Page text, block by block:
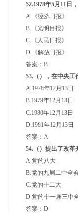
52.1978年5月11日，
A.《经济日报》
B.《光明目报》
C.《人民日报》
D.《解放日报》
答案：B
53. （） ，在中央
A.1978年12月13日
B.1979年12月13日
C.1980年12月13日
D.1981年12月13日
答案：A
54. （） 提出了改革
A.党的八大
B.党的九届二中全
C.党的十二大
D.党的十一届三中
答案：D